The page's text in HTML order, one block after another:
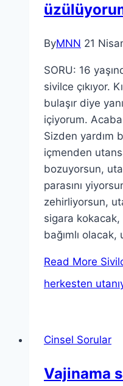
ByMNN 21
SORU: 16
sivilce çıkıyor.
bulaşır diye
içiyorum.
Sizden yardım
içmenden
bozuyorsun,
parasını
zehirliyorsun,
sigara kokacak,
bağımlı
Read More
herkesten
Cinsel Sorular
Vajinama